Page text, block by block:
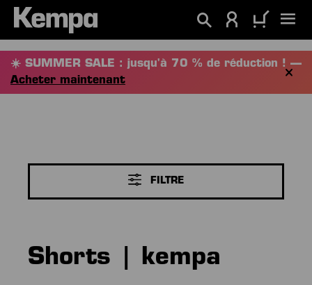
principal
☀️ SUMMER SALE : jusqu'à 70 % de réduction ! —
Acheter maintenant
FILTRE
Shorts | kempa